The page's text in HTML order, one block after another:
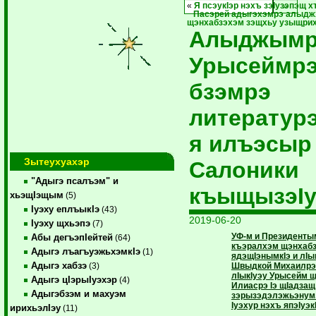
Зытеухуахэр
"Адыгэ псалъэм" и
хьэщIэщым (5)
Iуэху еплъыкIэ (43)
Iуэху щхьэпэ (7)
Абы дегъэпIейтей (64)
Адыгэ лъагъуэжьхэмкIэ (1)
Адыгэ хабзэ (3)
Адыгэ цIэрыIуэхэр (4)
Адыгэбзэм и махуэм
ирихьэлIэу (11)
«Я псэукIэр нэхъ зэIузэпэщ
Пасэрей адыгэхэмрэ
щэнхабзэхэм зэщхьу
бзэмрэ
я илъэсыр
Салоники
2019-06-20
УФ-м и
къэралхэм
ядэщIэнымкIэ и
Швыдкой
лIыкIуэу Урысейм
Илиасрэ Iэ щIадзащ
Iуэхур нэхъ